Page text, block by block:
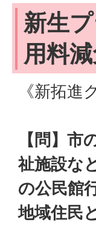
新生
用料
《新拓
【問】
祉施設な
の公民館
地域住民